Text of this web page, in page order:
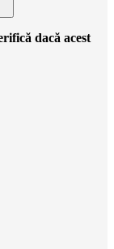
dacă acest